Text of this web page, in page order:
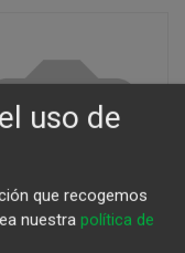
uso de
que recogemos
nuestra política de